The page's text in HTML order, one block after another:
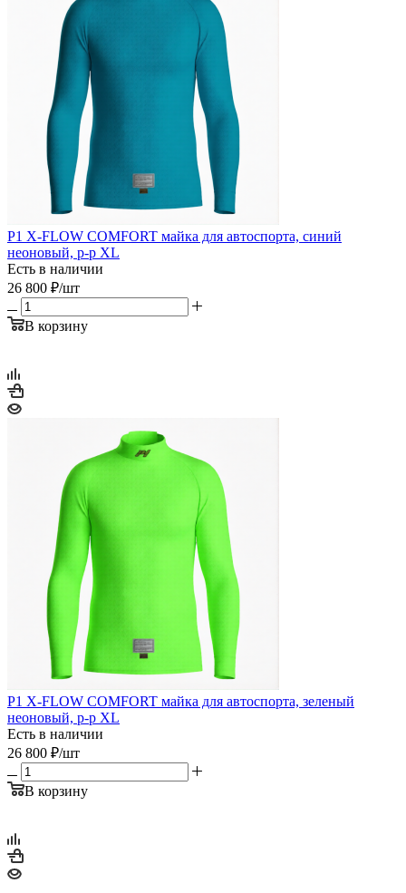
P1 X-FLOW COMFORT майка для автоспорта, синий
неоновый, р-р XL
Есть в наличии
26 800 ₽/шт
В корзину
P1 X-FLOW COMFORT майка для автоспорта, зеленый
неоновый, р-р XL
Есть в наличии
26 800 ₽/шт
В корзину